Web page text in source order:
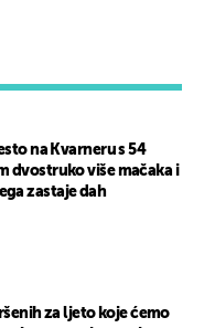
na Kvarneru s 54
dvostruko više mačaka i
zastaje dah
za ljeto koje ćemo